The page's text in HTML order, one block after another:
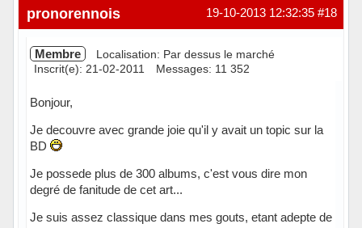
Hors ligne #18
19-10-2013 12:32:35
pronorennois
Membre
Localisation: Par dessus le marché
Inscrit(e): 21-02-2011
Messages: 11 352
Bonjour,
Je decouvre avec grande joie qu'il y avait un topic sur la
BD
Je possede plus de 300 albums, c'est vous dire mon
degré de fanitude de cet art...
Je suis assez classique dans mes gouts, etant adepte de